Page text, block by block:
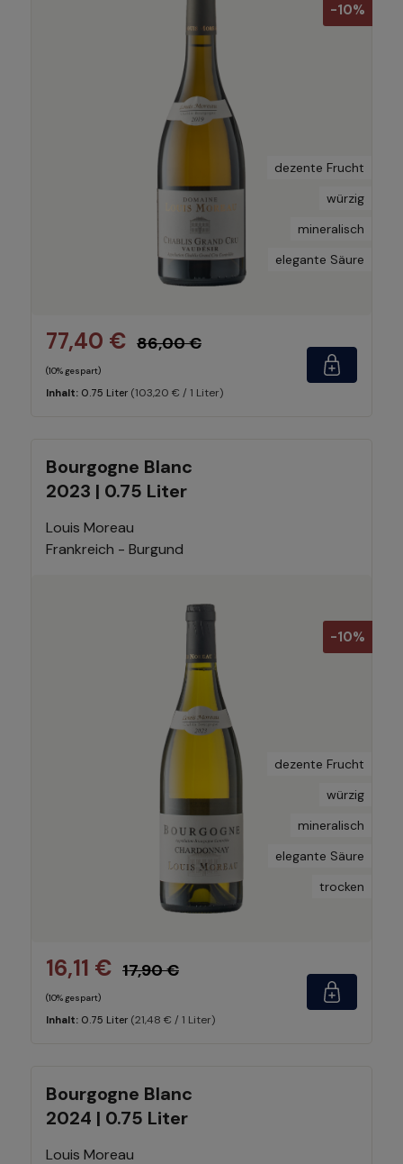
-10%
dezente Frucht
würzig
mineralisch
elegante Säure
77,40 € 86,00 €
(10% gespart)
Inhalt: 0.75 Liter (103,20 € / 1 Liter)
Bourgogne Blanc
2023 | 0.75 Liter
Louis Moreau
Frankreich - Burgund
-10%
dezente Frucht
würzig
mineralisch
elegante Säure
trocken
16,11 € 17,90 €
(10% gespart)
Inhalt: 0.75 Liter (21,48 € / 1 Liter)
Bourgogne Blanc
2024 | 0.75 Liter
Louis Moreau